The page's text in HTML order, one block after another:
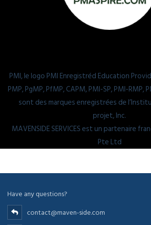
PMI, le logo PMI Enregistréd Education
PMP, PgMP, PfMP, CAPM, PMI-SP, PMI-RMP,
sont des marques enregistrées de
projet, Inc.
MAVENSIDE SERVICES est un partenaire
Pte Ltd
Have any questions?
contact@maven-side.com